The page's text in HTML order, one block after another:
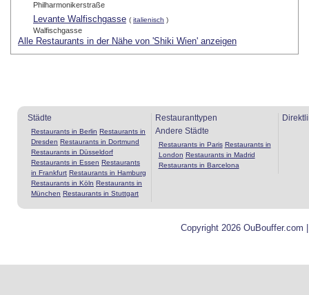
Philharmonikerstraße
Levante Walfischgasse ( italienisch )
Walfischgasse
Alle Restaurants in der Nähe von 'Shiki Wien' anzeigen
Städte
Restaurants in Berlin Restaurants in
Dresden Restaurants in Dortmund
Restaurants in Düsseldorf
Restaurants in Essen Restaurants
in Frankfurt Restaurants in Hamburg
Restaurants in Köln Restaurants in
München Restaurants in Stuttgart
Restauranttypen
Andere Städte
Restaurants in Paris Restaurants in
London Restaurants in Madrid
Restaurants in Barcelona
Copyright 2026 OuBouffer.com